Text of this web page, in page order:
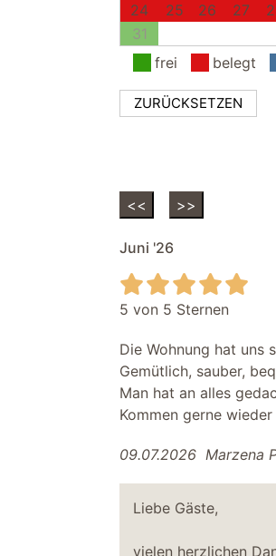
24
25 26 27
31
frei
belegt
ZURÜCKSETZEN
<<
Juni '26
5 von 5 Sternen
Die Wohnung hat uns
Gemütlich, sauber,
Man hat an alles
Kommen gerne wieder
09.07.2026 Marzena
Liebe Gäste,
vielen herzlichen
>>